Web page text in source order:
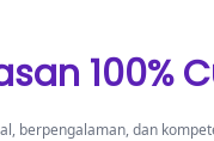
100%
berpengalaman, dan